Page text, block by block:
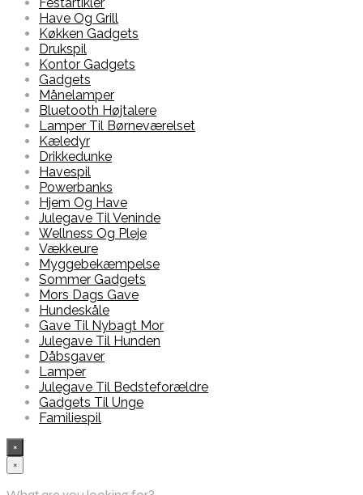
Have Og Grill
Køkken Gadgets
Drukspil
Kontor Gadgets
Gadgets
Månelamper
Bluetooth Højtalere
Lamper Til Børneværelset
Kæledyr
Drikkedunke
Havespil
Powerbanks
Hjem Og Have
Julegave Til Veninde
Wellness Og Pleje
Vækkeure
Myggebekæmpelse
Sommer Gadgets
Mors Dags Gave
Hundeskåle
Gave Til Nybagt Mor
Julegave Til Hunden
Dåbsgaver
Lamper
Julegave Til Bedsteforældre
Gadgets Til Unge
Familiespil
×
×